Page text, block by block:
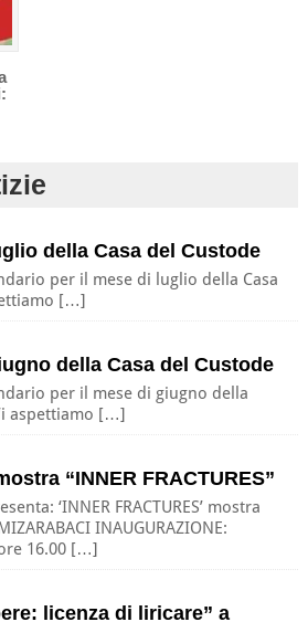
della Casa del Custode
per il mese di luglio della Casa
[…]
della Casa del Custode
per il mese di giugno della
aspettiamo […]
“INNER FRACTURES”
‘INNER FRACTURES’ mostra
INAUGURAZIONE:
ore 16.00 […]
licenza di liricare” a